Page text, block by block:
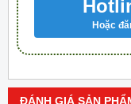
Hoặc
ĐÁNH GIÁ SẢN